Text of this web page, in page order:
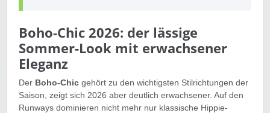
Boho-Chic 2026: der lässige
Sommer-Look mit erwachsener
Eleganz
Der Boho-Chic gehört zu den wichtigsten Stilrichtungen der
Saison, zeigt sich 2026 aber deutlich erwachsener. Auf den
Runways dominieren nicht mehr nur klassische Hippie-